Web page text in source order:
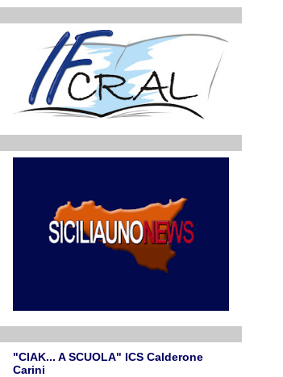
"CIAK... A SCUOLA" ICS Calderone
Carini